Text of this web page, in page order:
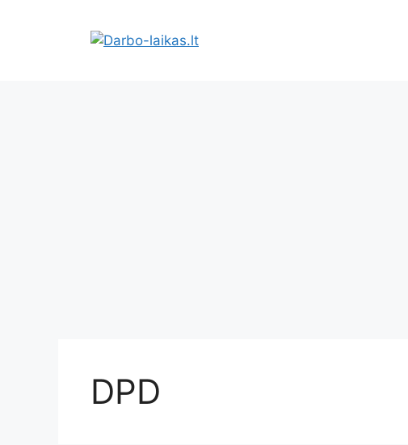
DPD